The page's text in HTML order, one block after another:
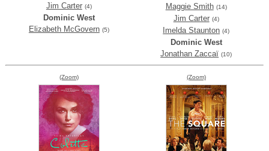
Jim Carter (4)
Dominic West
Elizabeth McGovern (5)
Maggie Smith (14)
Jim Carter (4)
Imelda Staunton (4)
Dominic West
Jonathan Zaccaï (10)
(Zoom) (Zoom)